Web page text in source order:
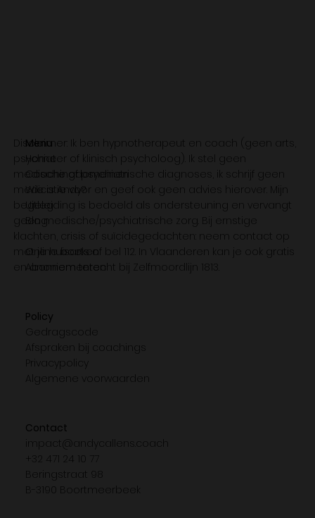
Menu
Home
Coachingdomeinen
Wie is Andy?
Uitleg
Blog
Online boeken
Abonnementen
Policy
Gedragscode
Afspraken bij coachings
Privacypolicy
Algemene voorwaarden
Contact
impact@andycallens.coach
+32 471 24 10 77
Beringstraat 98
B-3190 Boortmeerbeek
Disclaimer: Ik ben hypnotherapeut en coach (geen arts,
psychiater of klinisch psycholoog). Ik stel geen
medische of psychiatrische diagnoses, ik schrijf geen
medicatie voor en geef ook geen advies hierover. Mijn
begeleiding is bedoeld als ondersteuning en vervangt
geen medische/psychiatrische zorg. Bij ernstige
klachten, crisis of suïcidegedachten: neem contact op
met je huisarts of bel 112. In Vlaanderen kan je ook gratis
en anoniem terecht bij Zelfmoordlijn 1813.